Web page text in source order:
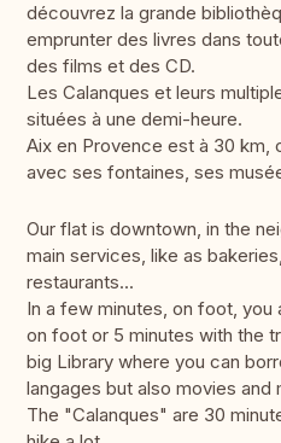
découvrez la grande
emprunter des livres dans
des films et des CD.
Les Calanques et leurs
situées à une demi-heure.
Aix en Provence est à 30 km,
avec ses fontaines, ses
Our flat is downtown, in the
main services, like as
restaurants...
In a few minutes, on foot, you
on foot or 5 minutes with the
big Library where you can
langages but also movies and
The "Calanques" are 30